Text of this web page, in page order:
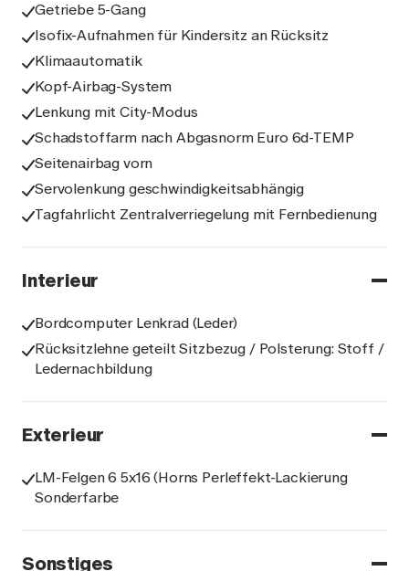
Getriebe 5-Gang
Isofix-Aufnahmen für Kindersitz an Rücksitz
Klimaautomatik
Kopf-Airbag-System
Lenkung mit City-Modus
Schadstoffarm nach Abgasnorm Euro 6d-TEMP
Seitenairbag vorn
Servolenkung geschwindigkeitsabhängig
Tagfahrlicht Zentralverriegelung mit Fernbedienung
Interieur
Bordcomputer Lenkrad (Leder)
Rücksitzlehne geteilt Sitzbezug / Polsterung: Stoff /
Ledernachbildung
Exterieur
LM-Felgen 6 5x16 (Horns Perleffekt-Lackierung
Sonderfarbe
Sonstiges